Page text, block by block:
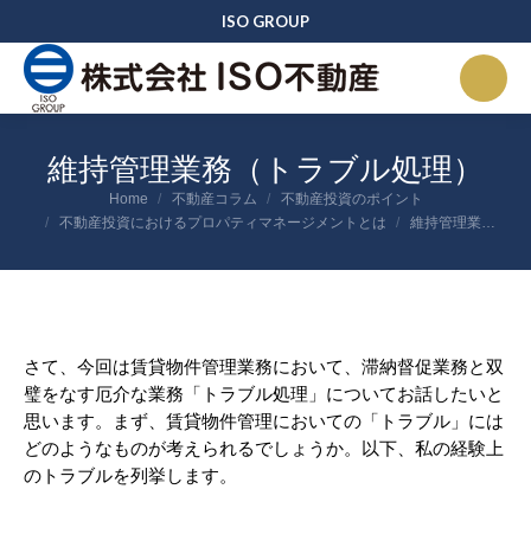
ISO GROUP
維持管理業務（トラブル処理）
You are here:Home 不動産コラム
不動産投資のポイント
不動産投資におけるプロパティマネージメントとは
維持管理業…
さて、今回は賃貸物件管理業務において、滞納督促業務と双
璧をなす厄介な業務「トラブル処理」についてお話したいと
思います。まず、賃貸物件管理においての「トラブル」には
どのようなものが考えられるでしょうか。以下、私の経験上
のトラブルを列挙します。